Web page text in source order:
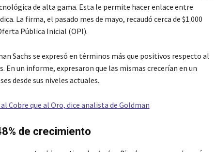
de alta gama. Esta le permite hacer enlace entre
La firma, el pasado mes de mayo, recaudó cerca de $1.000
Pública Inicial (OPI).
Sachs se expresó en términos más que positivos respecto al
En un informe, expresaron que las mismas crecerían en un
desde sus niveles actuales.
Cobre que al Oro, dice analista de Goldman
de crecimiento